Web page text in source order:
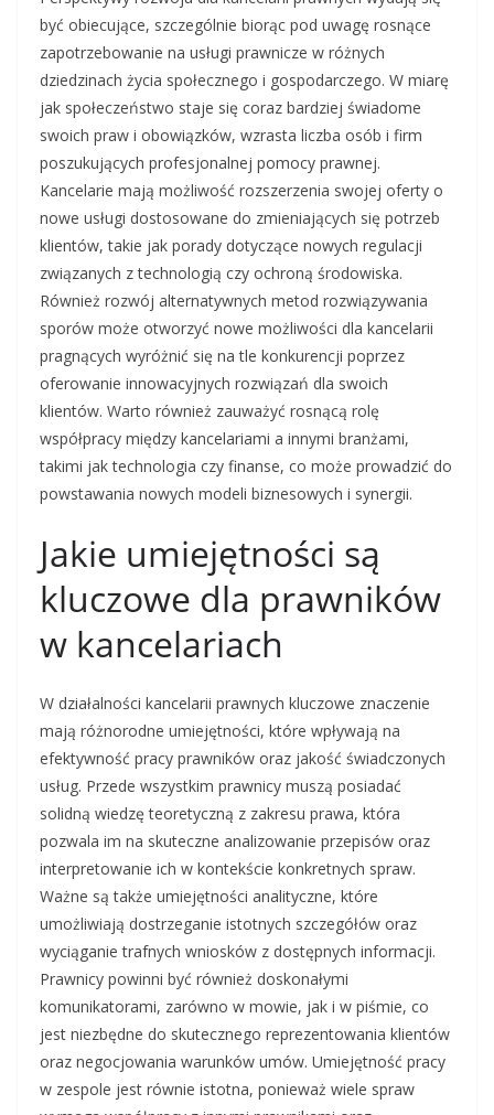
być obiecujące, szczególnie biorąc pod uwagę rosnące
zapotrzebowanie na usługi prawnicze w różnych
dziedzinach życia społecznego i gospodarczego. W miarę
jak społeczeństwo staje się coraz bardziej świadome
swoich praw i obowiązków, wzrasta liczba osób i firm
poszukujących profesjonalnej pomocy prawnej.
Kancelarie mają możliwość rozszerzenia swojej oferty o
nowe usługi dostosowane do zmieniających się potrzeb
klientów, takie jak porady dotyczące nowych regulacji
związanych z technologią czy ochroną środowiska.
Również rozwój alternatywnych metod rozwiązywania
sporów może otworzyć nowe możliwości dla kancelarii
pragnących wyróżnić się na tle konkurencji poprzez
oferowanie innowacyjnych rozwiązań dla swoich
klientów. Warto również zauważyć rosnącą rolę
współpracy między kancelariami a innymi branżami,
takimi jak technologia czy finanse, co może prowadzić do
powstawania nowych modeli biznesowych i synergii.
Jakie umiejętności są
kluczowe dla prawników
w kancelariach
W działalności kancelarii prawnych kluczowe znaczenie
mają różnorodne umiejętności, które wpływają na
efektywność pracy prawników oraz jakość świadczonych
usług. Przede wszystkim prawnicy muszą posiadać
solidną wiedzę teoretyczną z zakresu prawa, która
pozwala im na skuteczne analizowanie przepisów oraz
interpretowanie ich w kontekście konkretnych spraw.
Ważne są także umiejętności analityczne, które
umożliwiają dostrzeganie istotnych szczegółów oraz
wyciąganie trafnych wniosków z dostępnych informacji.
Prawnicy powinni być również doskonałymi
komunikatorami, zarówno w mowie, jak i w piśmie, co
jest niezbędne do skutecznego reprezentowania klientów
oraz negocjowania warunków umów. Umiejętność pracy
w zespole jest równie istotna, ponieważ wiele spraw